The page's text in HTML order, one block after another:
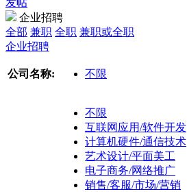
企业招聘
全部 兼职 全职 兼职或全职
企业招聘
公司名称: 不限
不限
互联网应用/软件开发
计算机硬件/通信技术
艺术设计/平面美工
电子商务/网络推广
销售/客服/市场/营销